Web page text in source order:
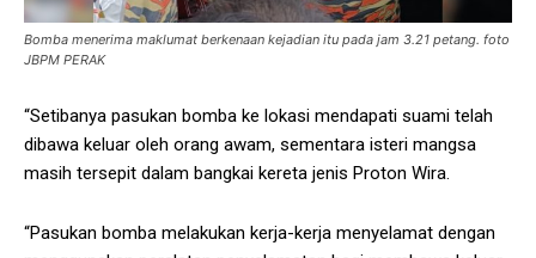
Bomba menerima maklumat berkenaan kejadian itu pada jam 3.21 petang. foto
JBPM PERAK
“Setibanya pasukan bomba ke lokasi mendapati suami telah
dibawa keluar oleh orang awam, sementara isteri mangsa
masih tersepit dalam bangkai kereta jenis Proton Wira.
“Pasukan bomba melakukan kerja-kerja menyelamat dengan